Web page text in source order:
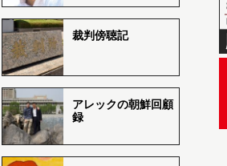
裁判傍聴記
アレックの朝鮮回顧
録